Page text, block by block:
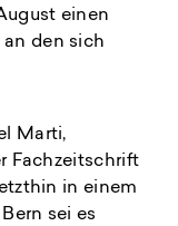
einen
den sich
Marti,
Fachzeitschrift
in einem
sei es